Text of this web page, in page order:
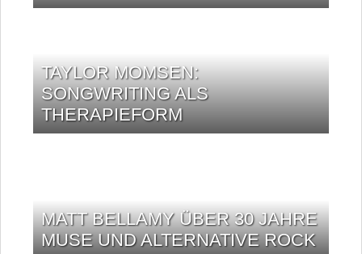
TAYLOR MOMSEN:
SONGWRITING ALS
THERAPIEFORM
MATT BELLAMY ÜBER 30 JAHRE
MUSE UND ALTERNATIVE ROCK